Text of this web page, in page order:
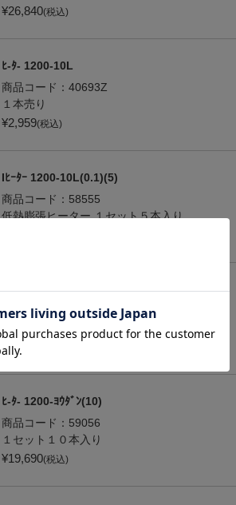
¥26,840(税込)
ﾋ-ﾀ- 1200-10L
商品コード： 40693Z
１本売り
¥2,959(税込)
Iﾋｰﾀｰ 1200-10L(0.1)(5)
商品コード： 58555
低熱膨張ヒーター １セット５本入り
Iﾋｰﾀｰ 1200-10L(0.1)
商品コード： 58555Z
低熱膨張ヒーター １本売り
¥4,312
ﾋ-ﾀ- 1200-ﾖｳﾀﾞﾝ(10)
商品コード： 59056
１セット１０本入り
¥19,690(税込)